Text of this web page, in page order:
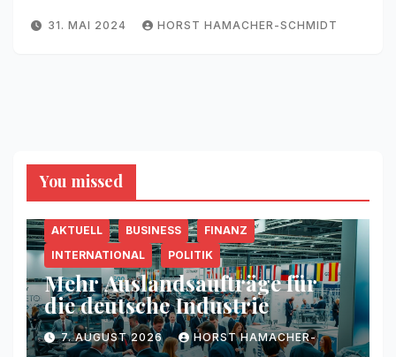
31. MAI 2024 HORST HAMACHER-SCHMIDT
You missed
AKTUELL BUSINESS
FINANZ
INTERNATIONAL
POLITIK
Mehr Auslandsaufträge für
die deutsche Industrie
7. AUGUST 2026 HORST HAMACHER-